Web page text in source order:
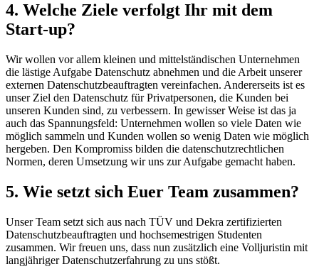
4. Welche Ziele verfolgt Ihr mit dem
Start-up?
Wir wollen vor allem kleinen und mittelständischen Unternehmen
die lästige Aufgabe Datenschutz abnehmen und die Arbeit unserer
externen Datenschutzbeauftragten vereinfachen. Andererseits ist es
unser Ziel den Datenschutz für Privatpersonen, die Kunden bei
unseren Kunden sind, zu verbessern. In gewisser Weise ist das ja
auch das Spannungsfeld: Unternehmen wollen so viele Daten wie
möglich sammeln und Kunden wollen so wenig Daten wie möglich
hergeben. Den Kompromiss bilden die datenschutzrechtlichen
Normen, deren Umsetzung wir uns zur Aufgabe gemacht haben.
5. Wie setzt sich Euer Team zusammen?
Unser Team setzt sich aus nach TÜV und Dekra zertifizierten
Datenschutzbeauftragten und hochsemestrigen Studenten
zusammen. Wir freuen uns, dass nun zusätzlich eine Volljuristin mit
langjähriger Datenschutzerfahrung zu uns stößt.